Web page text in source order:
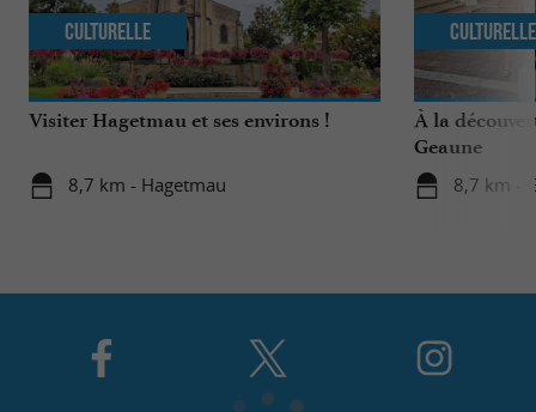
Visiter Hagetmau et ses environs !
8,7 km - Hagetmau
Culturelle
À la
Geaune
8,7 km -
Culturelle